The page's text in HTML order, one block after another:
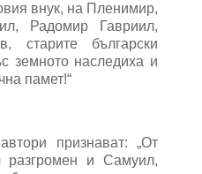
внук, на Пленимир,
Радомир Гавриил,
старите български
земното наследиха и
памет!“
признават: „От
разгромен и Самуил,